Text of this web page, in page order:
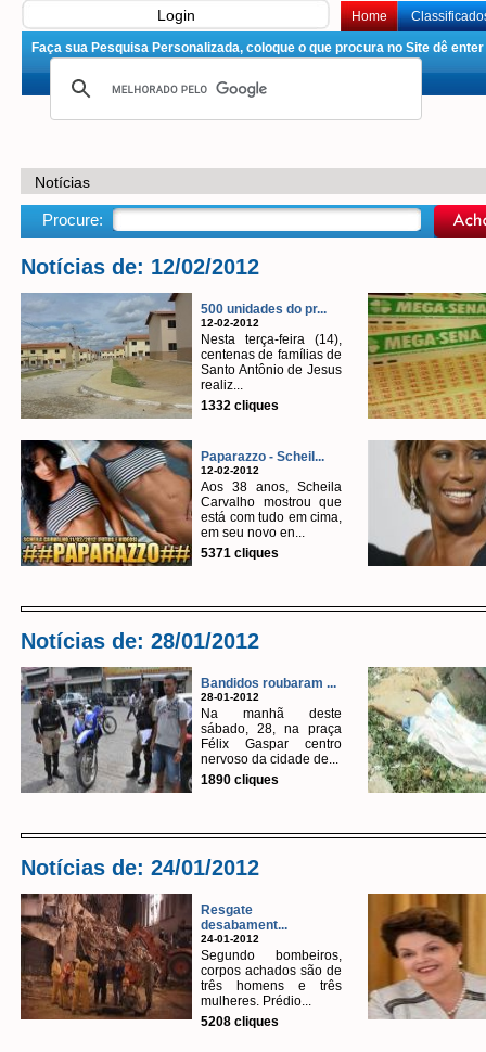
Login Home
Faça sua Pesquisa Personalizada, coloque o que procura no Site dê
Notícias
Procure:
Notícias de: 12/02/2012
500 unidades do pr...
12-02-2012
Nesta terça-feira (14),
centenas de famílias de
Santo Antônio de Jesus
realiz...
1332 cliques
Paparazzo - Scheil...
12-02-2012
Aos 38 anos, Scheila
Carvalho mostrou que
está com tudo em cima,
em seu novo en...
5371 cliques
Notícias de: 28/01/2012
Bandidos roubaram ...
28-01-2012
Na manhã deste
sábado, 28, na praça
Félix Gaspar centro
nervoso da cidade de...
1890 cliques
Notícias de: 24/01/2012
Resgate
desabament...
24-01-2012
Segundo bombeiros,
corpos achados são de
três homens e três
mulheres. Prédio...
5208 cliques